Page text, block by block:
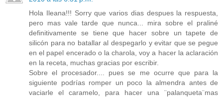
Hola Ileana!!! Sorry que varios dias despues la respuesta,
pero mas vale tarde que nunca... mira sobre el praliné
definitivamente se tiene que hacer sobre un tapete de
silicón para no batallar al despegarlo y evitar que se pegue
en el papel encerado o la charola, voy a hacer la aclaración
en la receta, muchas gracias por escribir.
Sobre el procesador.... pues se me ocurre que para la
siguiente podrías romper un poco la almendra antes de
vaciarle el caramelo, para hacer una ¨palanqueta¨mas